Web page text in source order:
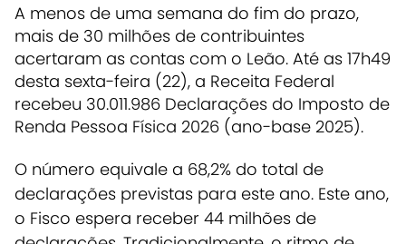
A menos de uma semana do fim do prazo,
mais de 30 milhões de contribuintes
acertaram as contas com o Leão. Até as 17h49
desta sexta-feira (22), a Receita Federal
recebeu 30.011.986 Declarações do Imposto de
Renda Pessoa Física 2026 (ano-base 2025).
O número equivale a 68,2% do total de
declarações previstas para este ano. Este ano,
o Fisco espera receber 44 milhões de